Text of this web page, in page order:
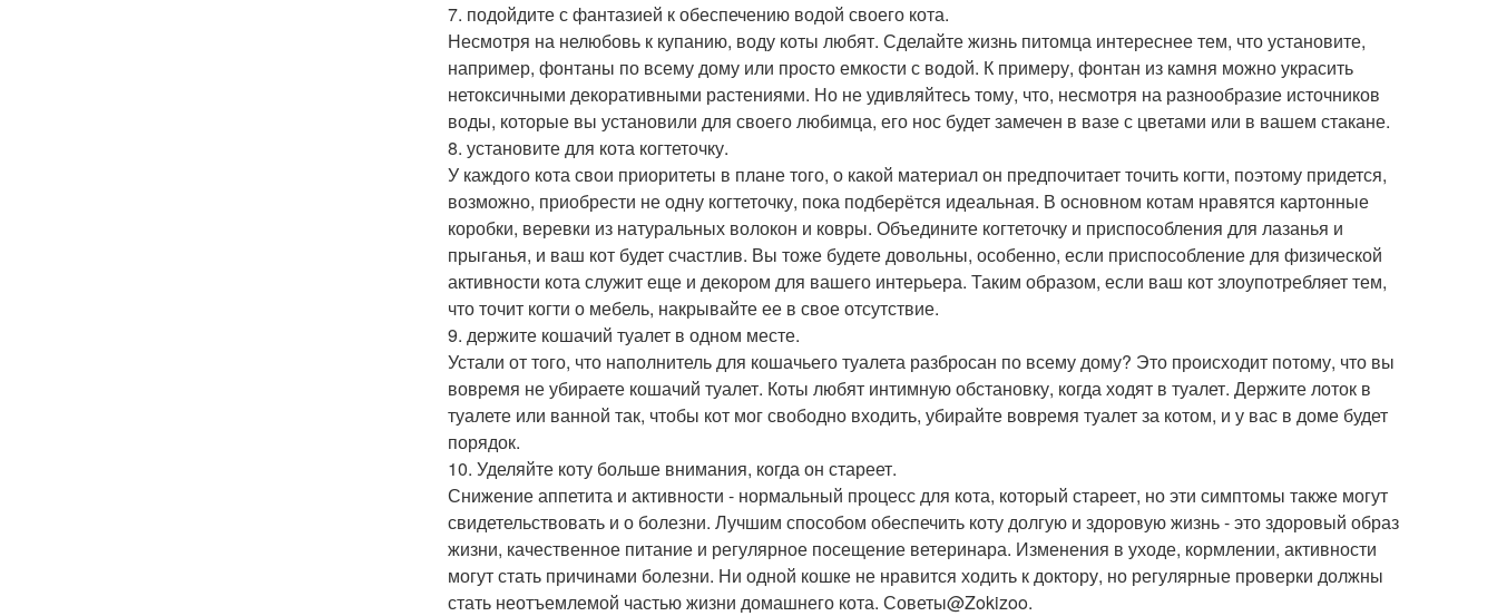
7. подойдите с фантазией к обеспечению водой своего кота.
Несмотря на нелюбовь к купанию, воду коты любят. Сделайте жизнь питомца интереснее тем, что установите,
например, фонтаны по всему дому или просто емкости с водой. К примеру, фонтан из камня можно украсить
нетоксичными декоративными растениями. Но не удивляйтесь тому, что, несмотря на разнообразие источников
воды, которые вы установили для своего любимца, его нос будет замечен в вазе с цветами или в вашем стакане.
8. установите для кота когтеточку.
У каждого кота свои приоритеты в плане того, о какой материал он предпочитает точить когти, поэтому придется,
возможно, приобрести не одну когтеточку, пока подберётся идеальная. В основном котам нравятся картонные
коробки, веревки из натуральных волокон и ковры. Объедините когтеточку и приспособления для лазанья и
прыганья, и ваш кот будет счастлив. Вы тоже будете довольны, особенно, если приспособление для физической
активности кота служит еще и декором для вашего интерьера. Таким образом, если ваш кот злоупотребляет тем,
что точит когти о мебель, накрывайте ее в свое отсутствие.
9. держите кошачий туалет в одном месте.
Устали от того, что наполнитель для кошачьего туалета разбросан по всему дому? Это происходит потому, что вы
вовремя не убираете кошачий туалет. Коты любят интимную обстановку, когда ходят в туалет. Держите лоток в
туалете или ванной так, чтобы кот мог свободно входить, убирайте вовремя туалет за котом, и у вас в доме будет
порядок.
10. Уделяйте коту больше внимания, когда он стареет.
Снижение аппетита и активности - нормальный процесс для кота, который стареет, но эти симптомы также могут
свидетельствовать и о болезни. Лучшим способом обеспечить коту долгую и здоровую жизнь - это здоровый образ
жизни, качественное питание и регулярное посещение ветеринара. Изменения в уходе, кормлении, активности
могут стать причинами болезни. Ни одной кошке не нравится ходить к доктору, но регулярные проверки должны
стать неотъемлемой частью жизни домашнего кота. Советы@Zokizoo.